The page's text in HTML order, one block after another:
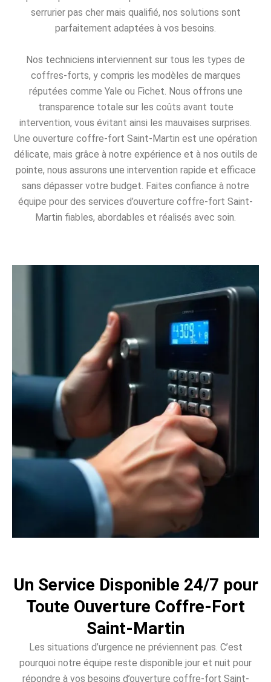
serrurier pas cher mais qualifié, nos solutions sont
parfaitement adaptées à vos besoins.
Nos techniciens interviennent sur tous les types de
coffres-forts, y compris les modèles de marques
réputées comme Yale ou Fichet. Nous offrons une
transparence totale sur les coûts avant toute
intervention, vous évitant ainsi les mauvaises surprises.
Une ouverture coffre-fort Saint-Martin est une opération
délicate, mais grâce à notre expérience et à nos outils de
pointe, nous assurons une intervention rapide et efficace
sans dépasser votre budget. Faites confiance à notre
équipe pour des services d’ouverture coffre-fort Saint-
Martin fiables, abordables et réalisés avec soin.
Un Service Disponible 24/7 pour
Toute Ouverture Coffre-Fort
Saint-Martin
Les situations d’urgence ne préviennent pas. C’est
pourquoi notre équipe reste disponible jour et nuit pour
répondre à vos besoins d’ouverture coffre-fort Saint-